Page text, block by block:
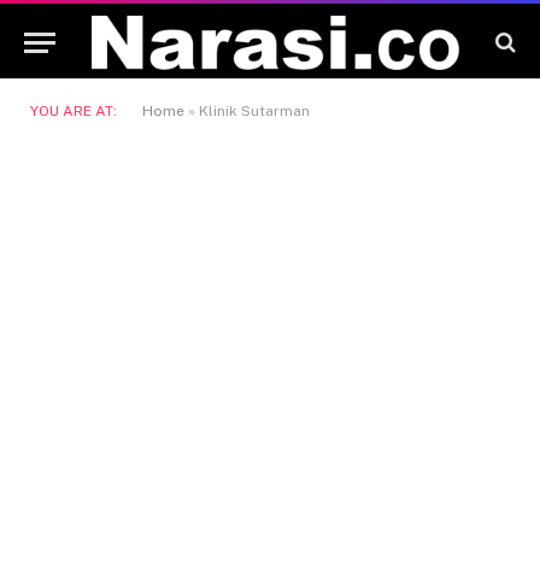
YOU ARE AT: Home » Klinik Sutarman